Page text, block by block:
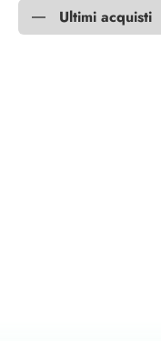
Ultimi acquisti